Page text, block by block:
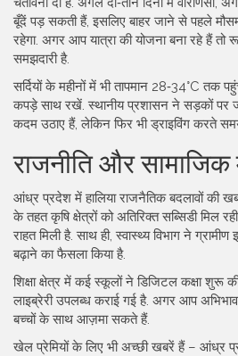
बूँदें पड़ सकती हैं, इसलिए बाहर जाने से पहले
रहेगा. अगर आप यात्रा की योजना बना रहे हैं
समझदारी है.
सर्दियों के महीनों में भी तापमान 28‑34°C तक
कपड़े साथ रखें. स्थानीय प्रशासन ने सड़कों
कदम उठाए हैं, लेकिन फिर भी ड्राइविंग करते
राजनीति और सामाजिक
आंध्र प्रदेश में हालिया राजनैतिक बदलावों की
के तहत कृषि क्षेत्रों को अतिरिक्त सब्सिडी मिल
राहत मिली है. साथ ही, स्वास्थ्य विभाग ने
बढ़ाने का फैसला किया है.
शिक्षा क्षेत्र में कई स्कूलों ने डिजिटल कक्षा शुरू
लाइब्रेरी उपलब्ध कराई गई है. अगर आप
बच्चों के साथ आज़मा सकते हैं.
खेल प्रेमियों के लिए भी अच्छी खबरें हैं – आंध्र